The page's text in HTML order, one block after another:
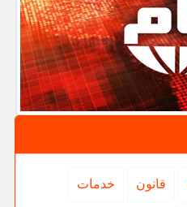
قانون خدمات